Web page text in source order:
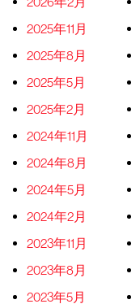
2025年11月
2025年8月
2025年5月
2025年2月
2024年11月
2024年8月
2024年5月
2024年2月
2023年11月
2023年8月
2023年5月